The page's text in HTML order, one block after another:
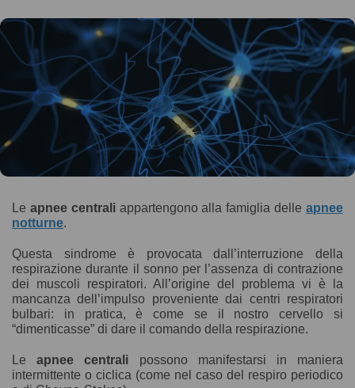
Le apnee centraliappartengono alla famiglia delleapnee
notturne.
Questa sindrome è provocata dall’interruzione della
respirazione durante il sonno per l’assenza di contrazione
dei muscoli respiratori. All’origine del problema vi è la
mancanza dell’impulso proveniente dai centri respiratori
bulbari: in pratica, è come se il nostro cervello si
“dimenticasse” di dare il comando della respirazione.
Leapnee centrali possono manifestarsi in maniera
intermittente o ciclica (come nel caso del respiro periodico